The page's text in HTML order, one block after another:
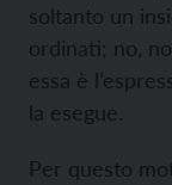
soltanto un
ordinati; no,
essa è
la esegue.
Per questo